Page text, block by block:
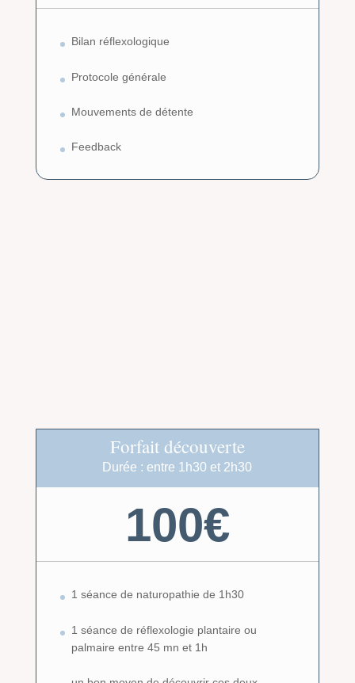
Bilan réflexologique
Protocole générale
Mouvements de détente
Feedback
Forfait découverte
Durée : entre 1h30 et 2h30
100€
1 séance de naturopathie de 1h30
1 séance de réflexologie plantaire ou
palmaire entre 45 mn et 1h